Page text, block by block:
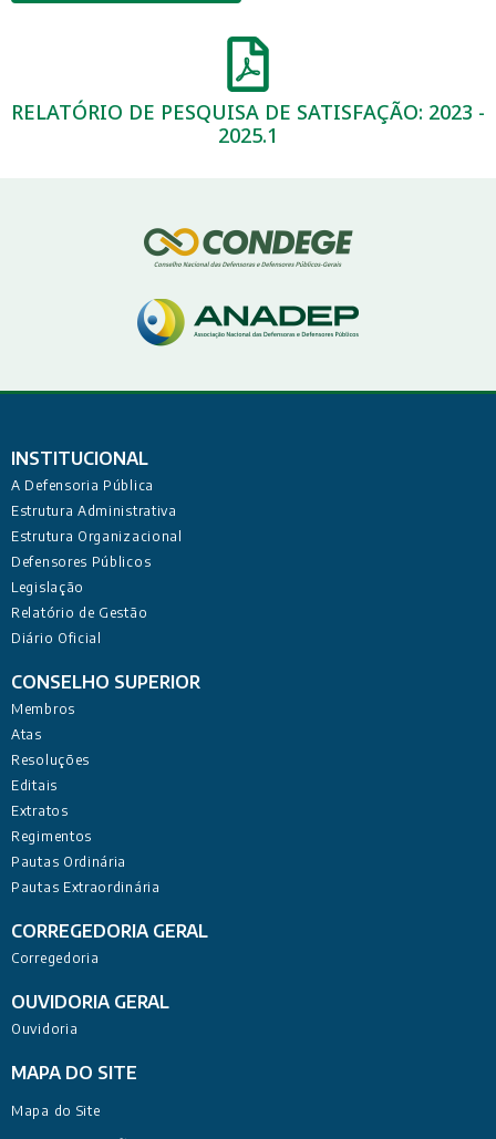
RELATÓRIO DE PESQUISA DE SATISFAÇÃO: 2023 -
2025.1
INSTITUCIONAL
A Defensoria Pública
Estrutura Administrativa
Estrutura Organizacional
Defensores Públicos
Legislação
Relatório de Gestão
Diário Oficial
CONSELHO SUPERIOR
Membros
Atas
Resoluções
Editais
Extratos
Regimentos
Pautas Ordinária
Pautas Extraordinária
CORREGEDORIA GERAL
Corregedoria
OUVIDORIA GERAL
Ouvidoria
MAPA DO SITE
Mapa do Site